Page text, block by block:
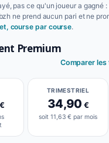
pas ce qu'un joueur a gagné
ne prend aucun pari et ne
course par course.
Premium
Comparer
€
TRIMESTRIEL
34,90 €
soit 11,63 € par mois